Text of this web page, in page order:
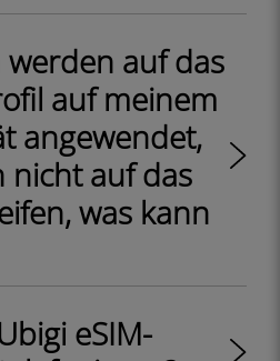
auf das
auf meinem
angewendet,
nicht auf das
was kann
eSIM-